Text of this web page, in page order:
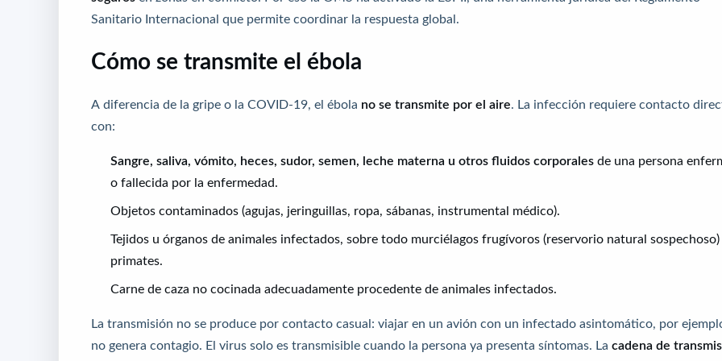
Sanitario Internacional que permite coordinar la respuesta global.
Cómo se transmite el ébola
A diferencia de la gripe o la COVID-19, el ébola no se transmite por el aire . La infección requiere contacto
con:
Sangre, saliva, vómito, heces, sudor, semen, leche materna u otros fluidos corporales de una persona
o fallecida por la enfermedad.
Objetos contaminados (agujas, jeringuillas, ropa, sábanas, instrumental médico).
Tejidos u órganos de animales infectados, sobre todo murciélagos frugívoros (reservorio natural sospechoso)
primates.
Carne de caza no cocinada adecuadamente procedente de animales infectados.
La transmisión no se produce por contacto casual: viajar en un avión con un infectado asintomático, por
no genera contagio. El virus solo es transmisible cuando la persona ya presenta síntomas. La cadena de